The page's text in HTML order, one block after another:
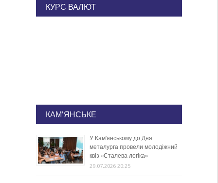
КУРС ВАЛЮТ
КАМ'ЯНСЬКЕ
У Кам’янському до Дня
металурга провели молодіжний
квіз «Сталева логіка»
29.07.2026 20:25